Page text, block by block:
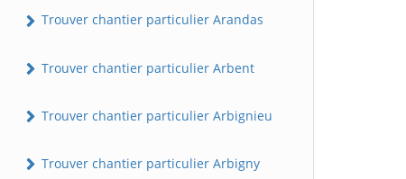
Trouver chantier particulier Arandas
Trouver chantier particulier Arbent
Trouver chantier particulier Arbignieu
Trouver chantier particulier Arbigny